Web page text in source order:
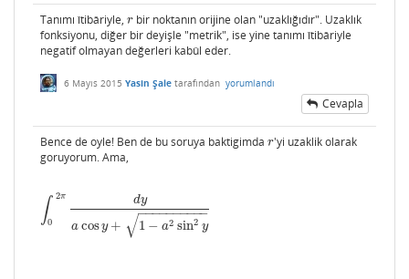
Tanımı îtibâriyle, r
r bir noktanın orijine olan "uzaklığıdır". Uzaklık
fonksiyonu, diğer bir deyişle "metrik", ise yine tanımı îtibâriyle
negatif olmayan değerleri kabûl eder.
6 Mayıs 2015 Yasin Şale tarafından yorumlandı
Cevapla
Bence de oyle! Ben de bu soruya baktigimda r
r'yi uzaklik olarak
goruyorum. Ama,
∫ 2π
0
dy
a cosy + 1 − a2 sin2 y
− −
−−−−−−−−
√
02πdyacosy+1−a2sin2y